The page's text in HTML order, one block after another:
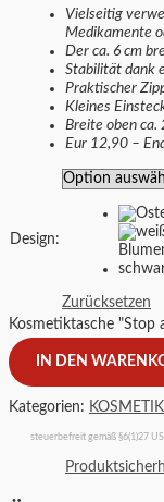
Vielseitig
Medikamente
Der ca. 6 cm
Stabilität dank
Praktischer
Kleines
Breite oben ca.
Eur 12,90 –
Design:
Zurücksetzen
Kosmetiktasche "Stop
IN DEN
Kategorien:
steuerbefreit gemäß §6(1)27